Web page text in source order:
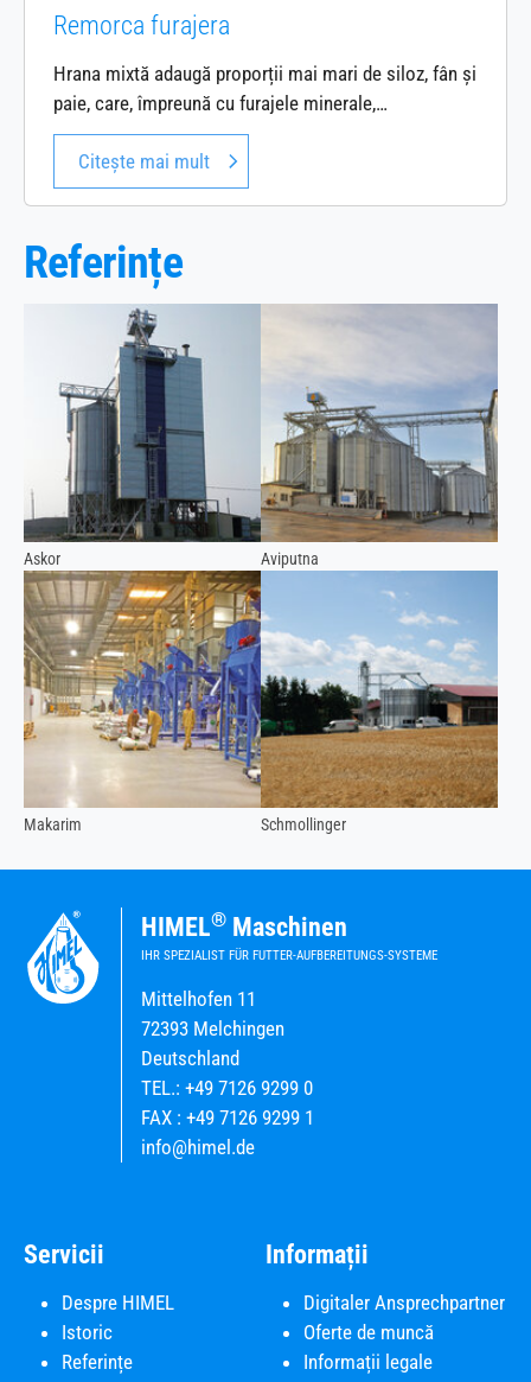
Remorca furajera
Hrana mixtă adaugă proporții mai mari de siloz, fân și
paie, care, împreună cu furajele minerale,…
Citește mai mult
Referințe
Askor Aviputna
Makarim Schmollinger
HIMEL®Maschinen
IHR SPEZIALIST FÜR FUTTER-AUFBEREITUNGS-SYSTEME
Mittelhofen 11
72393 Melchingen
Deutschland
TEL.: +49 7126 9299 0
FAX : +49 7126 9299 1
info@himel.de
Servicii
Despre HIMEL
Istoric
Referințe
Informații
Digitaler Ansprechpartner
Oferte de muncă
Informații legale